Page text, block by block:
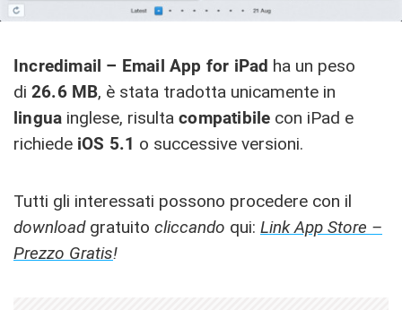
Incredimail – Email App for iPad ha un peso
di 26.6 MB, è stata tradotta unicamente in
lingua inglese, risultacompatibile con iPad e
richiede iOS 5.1 o successive versioni.
Tutti gli interessati possono procedere con il
downloadgratuito cliccando qui: Link App Store –
Prezzo Gratis!